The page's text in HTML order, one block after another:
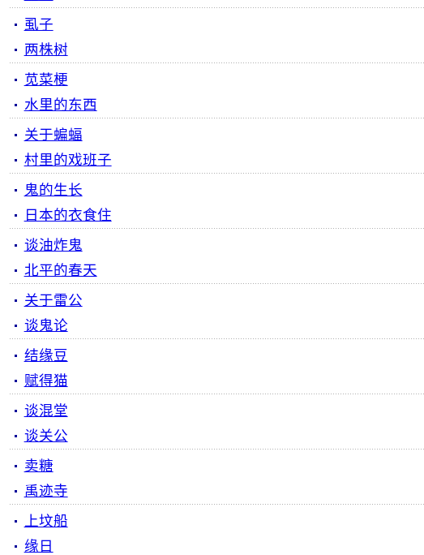
虱子
两株树
苋菜梗
水里的东西
关于蝙蝠
村里的戏班子
鬼的生长
日本的衣食住
谈油炸鬼
北平的春天
关于雷公
谈鬼论
结缘豆
赋得猫
谈混堂
谈关公
卖糖
禹迹寺
上坟船
缘日